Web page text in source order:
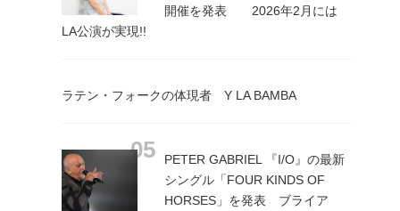
開催を発表 2026年2月には
LA公演が実現!!
ラテン・フォークの体現者 Y LA BAMBA
PETER GABRIEL 『I/O』の最新
シングル「FOUR KINDS OF
HORSES」を発表 ブライア